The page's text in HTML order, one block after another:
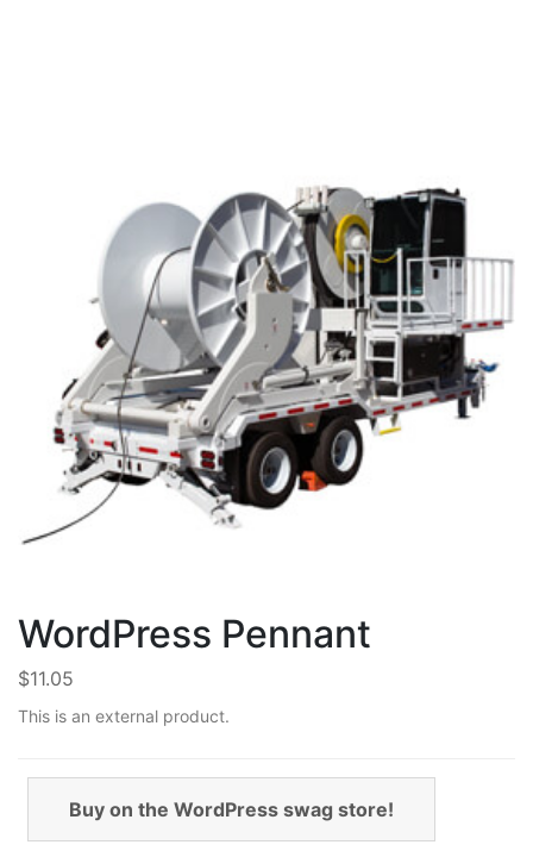
WordPress Pennant
$11.05
This is an external product.
Buy on the WordPress swag store!